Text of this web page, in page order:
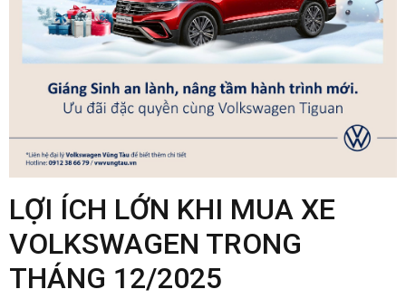
LỢI ÍCH LỚN KHI MUA XE
VOLKSWAGEN TRONG
THÁNG 12/2025